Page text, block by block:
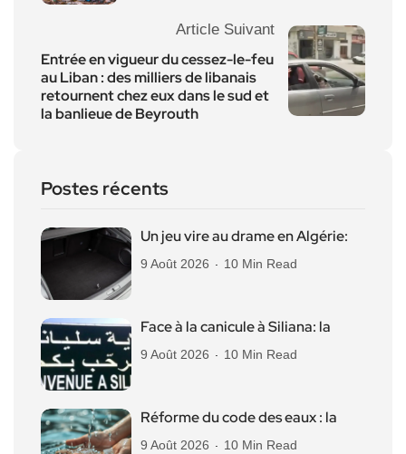
Article Suivant
Entrée en vigueur du cessez-le-feu
au Liban : des milliers de libanais
retournent chez eux dans le sud et
la banlieue de Beyrouth
Postes récents
Un jeu vire au drame en Algérie:
9 Août 2026 10 Min Read
Face à la canicule à Siliana: la
9 Août 2026 10 Min Read
Réforme du code des eaux : la
9 Août 2026 10 Min Read